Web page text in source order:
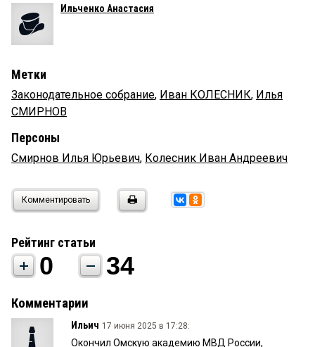
Ильченко Анастасия
Метки
Законодательное собрание, Иван КОЛЕСНИК, Илья
СМИРНОВ
Персоны
Смирнов Илья Юрьевич, Колесник Иван Андреевич
Комментировать
Рейтинг статьи
0 34
Комментарии
Ильич 17 июня 2025 в 17:28:
Окончил Омскую академию МВД России,